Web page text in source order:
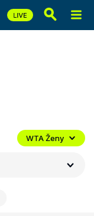
WTA Ženy